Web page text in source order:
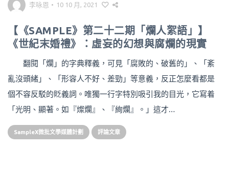
李咏恩 • 10 10 月, 2021
【《SAMPLE》第二十二期「爛人絮語」】
《世紀末婚禮》：虛妄的幻想與腐爛的現實
翻閱「爛」的字典釋義，可見「腐敗的、破舊的」、「紊
亂沒頭緒」、「形容人不好、差勁」等意義，反正怎麼看都是
個不容反駁的貶義詞。唯獨一行字特別吸引我的目光，它寫着
「光明、顯著。如『燦爛』、『絢爛』。」這才…
SampleX微批文學媒體計劃 評論文章